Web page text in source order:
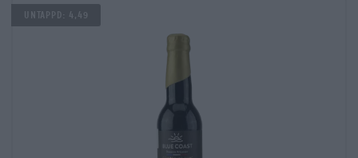
Untappd: 4,49